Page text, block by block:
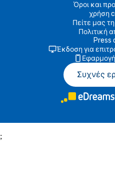
Όροι και
χρήση
Πείτε μας
Πολιτική
Press
Έκδοση για
Συχνές
;